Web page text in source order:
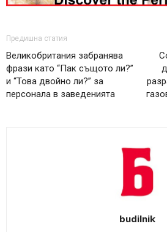
Предишна статия
Великобритания забранява
фрази като “Пак същото ли?”
и “Това двойно ли?” за
персонала в заведенията
budilnik